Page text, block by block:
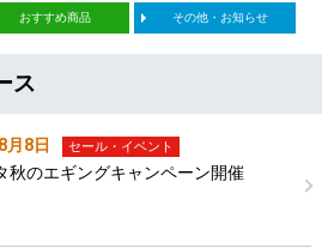
おすすめ商品 その他・お知らせ
ス
月8日 セール・イベント
秋のエギングキャンペーン開催